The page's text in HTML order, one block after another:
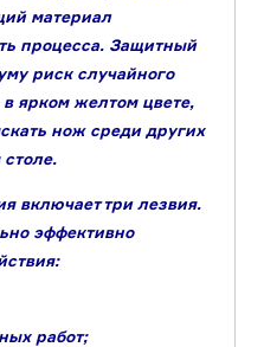
материал
процесса. Защитный
риск случайного
ярком желтом цвете,
нож среди других
включает три лезвия.
эффективно
работ;